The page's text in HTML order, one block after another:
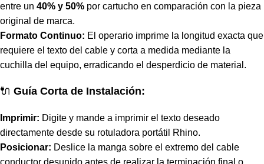
entre un 40% y 50% por cartucho en comparación con la pieza
original de marca.
Formato Continuo: El operario imprime la longitud exacta que
requiere el texto del cable y corta a medida mediante la
cuchilla del equipo, erradicando el desperdicio de material.
🔌 Guía Corta de Instalación:
Imprimir: Digite y mande a imprimir el texto deseado
directamente desde su rotuladora portátil Rhino.
Posicionar: Deslice la manga sobre el extremo del cable
conductor desunido antes de realizar la terminación final o